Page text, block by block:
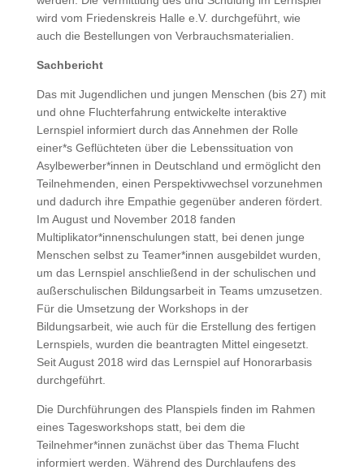
wird vom Friedenskreis Halle e.V. durchgeführt, wie
auch die Bestellungen von Verbrauchsmaterialien.
Sachbericht
Das mit Jugendlichen und jungen Menschen (bis 27) mit
und ohne Fluchterfahrung entwickelte interaktive
Lernspiel informiert durch das Annehmen der Rolle
einer*s Geflüchteten über die Lebenssituation von
Asylbewerber*innen in Deutschland und ermöglicht den
Teilnehmenden, einen Perspektivwechsel vorzunehmen
und dadurch ihre Empathie gegenüber anderen fördert.
Im August und November 2018 fanden
Multiplikator*innenschulungen statt, bei denen junge
Menschen selbst zu Teamer*innen ausgebildet wurden,
um das Lernspiel anschließend in der schulischen und
außerschulischen Bildungsarbeit in Teams umzusetzen.
Für die Umsetzung der Workshops in der
Bildungsarbeit, wie auch für die Erstellung des fertigen
Lernspiels, wurden die beantragten Mittel eingesetzt.
Seit August 2018 wird das Lernspiel auf Honorarbasis
durchgeführt.
Die Durchführungen des Planspiels finden im Rahmen
eines Tagesworkshops statt, bei dem die
Teilnehmer*innen zunächst über das Thema Flucht
informiert werden. Während des Durchlaufens des